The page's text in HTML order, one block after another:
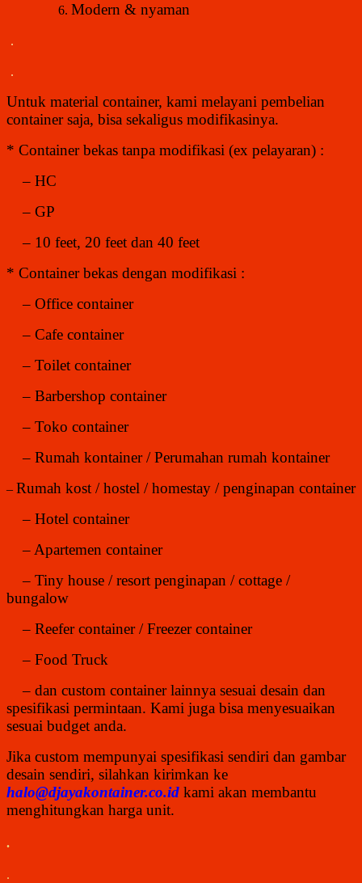
Modern & nyaman
.
.
Untuk material container, kami melayani pembelian
container saja, bisa sekaligus modifikasinya.
* Container bekas tanpa modifikasi (ex pelayaran) :
– HC
– GP
– 10 feet, 20 feet dan 40 feet
* Container bekas dengan modifikasi :
– Office container
– Cafe container
– Toilet container
– Barbershop container
– Toko container
– Rumah kontainer / Perumahan rumah kontainer
– Rumah kost / hostel / homestay / penginapan container
– Hotel container
– Apartemen container
– Tiny house / resort penginapan / cottage /
bungalow
– Reefer container / Freezer container
– Food Truck
– dan custom container lainnya sesuai desain dan
spesifikasi permintaan. Kami juga bisa menyesuaikan
sesuai budget anda.
Jika custom mempunyai spesifikasi sendiri dan gambar
desain sendiri, silahkan kirimkan ke
halo@djayakontainer.co.id kami akan membantu
menghitungkan harga unit.
.
.